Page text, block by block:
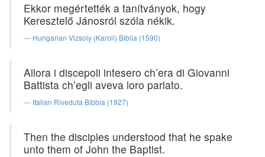
Ekkor megértették a tanítványok, hogy
Keresztelő Jánosról szóla nékik.
Hungarian Vizsoly (Karoli) Biblia (1590)
Allora i discepoli intesero ch’era di Giovanni
Battista ch’egli aveva loro parlato.
Italian Riveduta Bibbia (1927)
Then the disciples understood that he spake
unto them of John the Baptist.